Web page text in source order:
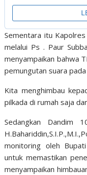
Sementara itu
melalui Ps . Paur
menyampaikan bahwa
pemungutan suara pada
Kita menghimbau
pilkada di rumah saja
Sedangkan Dandim
monitoring oleh
untuk memastikan
menyampaikan